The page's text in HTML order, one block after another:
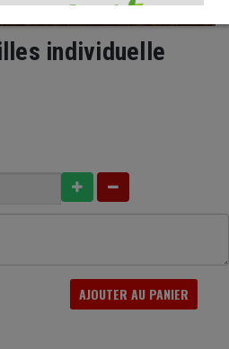
individuelle
AJOUTER AU PANIER